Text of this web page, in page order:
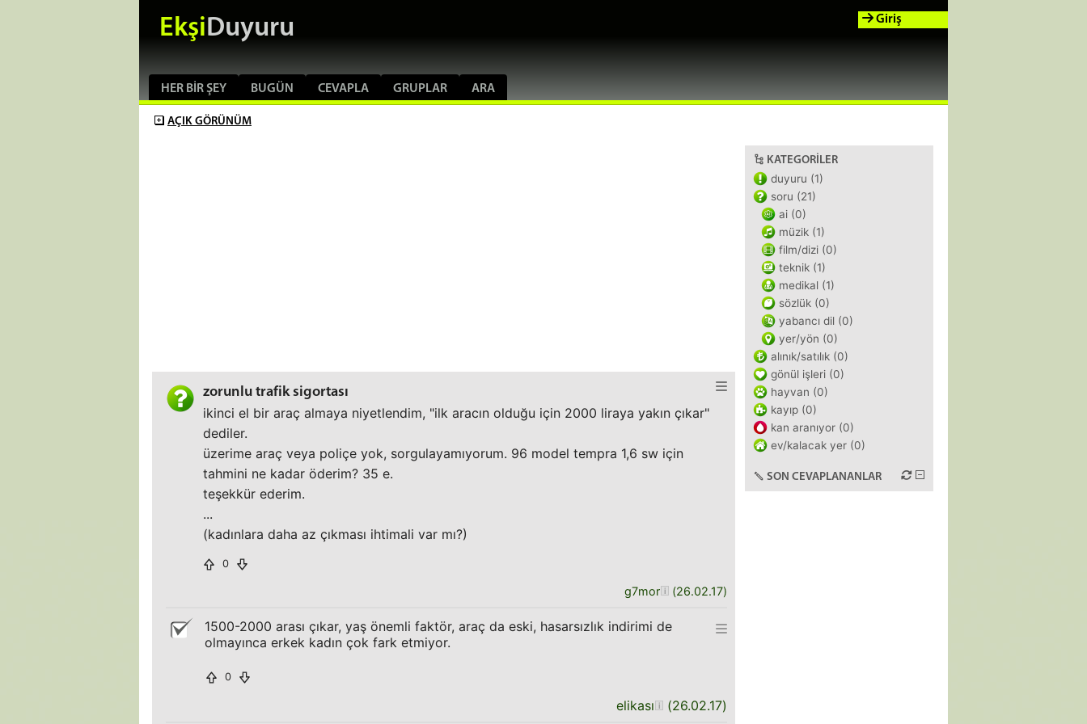
EkşiDuyuru
HER BIR ŞEY BUGÜN CEVAPLA GRUPLAR ARA
Giriş
AÇIK GÖRÜNÜM
zorunlu trafik sigortası
ikinci el bir araç almaya niyetlendim, "ilk aracın olduğu için 2000 liraya yakın çıkar"
dediler.
üzerime araç veya poliçe yok, sorgulayamıyorum. 96 model tempra 1,6 sw için
tahmini ne kadar öderim? 35 e.
teşekkür ederim.
...
(kadınlara daha az çıkması ihtimali var mı?)
0
g7mor (26.02.17)
1500-2000 arası çıkar, yaş önemli faktör, araç da eski, hasarsızlık indirimi de
olmayınca erkek kadın çok fark etmiyor.
0
elikası (26.02.17)
KATEGORILER
duyuru (1)
soru (21)
ai (0)
müzik (1)
film/dizi (0)
teknik (1)
medikal (1)
sözlük (0)
yabancı dil (0)
yer/yön (0)
alınık/satılık (0)
gönül işleri (0)
hayvan (0)
kayıp (0)
kan aranıyor (0)
ev/kalacak yer (0)
SON CEVAPLANANLAR